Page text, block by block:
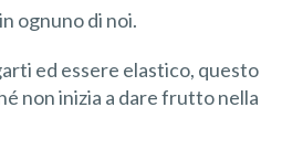
ognuno di noi.
ed essere elastico, questo
non inizia a dare frutto nella